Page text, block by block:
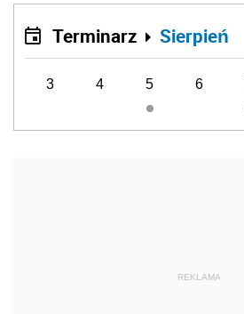
Terminarz Sierpień
3 4 5 6
REKLAMA